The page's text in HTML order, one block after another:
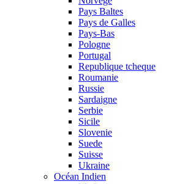
Pays Baltes
Pays de Galles
Pays-Bas
Pologne
Portugal
Republique tcheque
Roumanie
Russie
Sardaigne
Serbie
Sicile
Slovenie
Suede
Suisse
Ukraine
Océan Indien